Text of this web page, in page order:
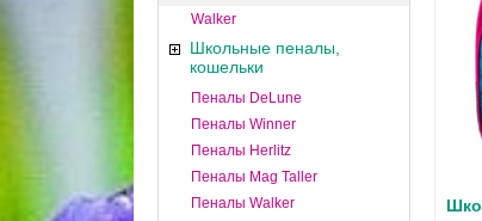
Walker
Школьные пеналы,
кошельки
Пеналы DeLune
Пеналы Winner
Пеналы Herlitz
Пеналы Mag Taller
Пеналы Walker